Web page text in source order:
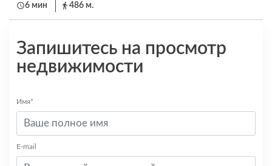
6 мин
486 м.
Запишитесь на просмотр
недвижимости
Имя*
E-mail